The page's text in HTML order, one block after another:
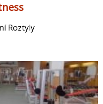
Roztyly